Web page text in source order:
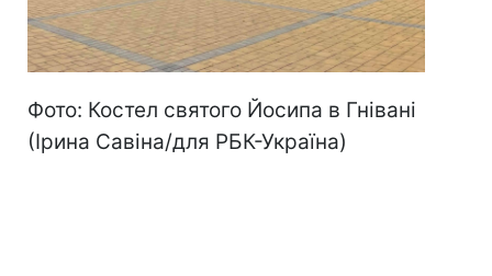
Фото: Костел святого Йосипа в Гнівані
(Ірина Савіна/для РБК-Україна)